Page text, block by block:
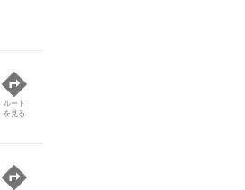
ルート
を見る